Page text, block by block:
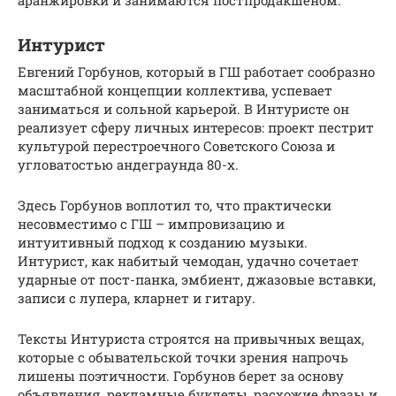
Интурист
Евгений Горбунов, который в ГШ работает сообразно
масштабной концепции коллектива, успевает
заниматься и сольной карьерой. В Интуристе он
реализует сферу личных интересов: проект пестрит
культурой перестроечного Советского Союза и
угловатостью андеграунда 80-х.
Здесь Горбунов воплотил то, что практически
несовместимо с ГШ – импровизацию и
интуитивный подход к созданию музыки.
Интурист, как набитый чемодан, удачно сочетает
ударные от пост-панка, эмбиент, джазовые вставки,
записи с лупера, кларнет и гитару.
Тексты Интуриста строятся на привычных вещах,
которые с обывательской точки зрения напрочь
лишены поэтичности. Горбунов берет за основу